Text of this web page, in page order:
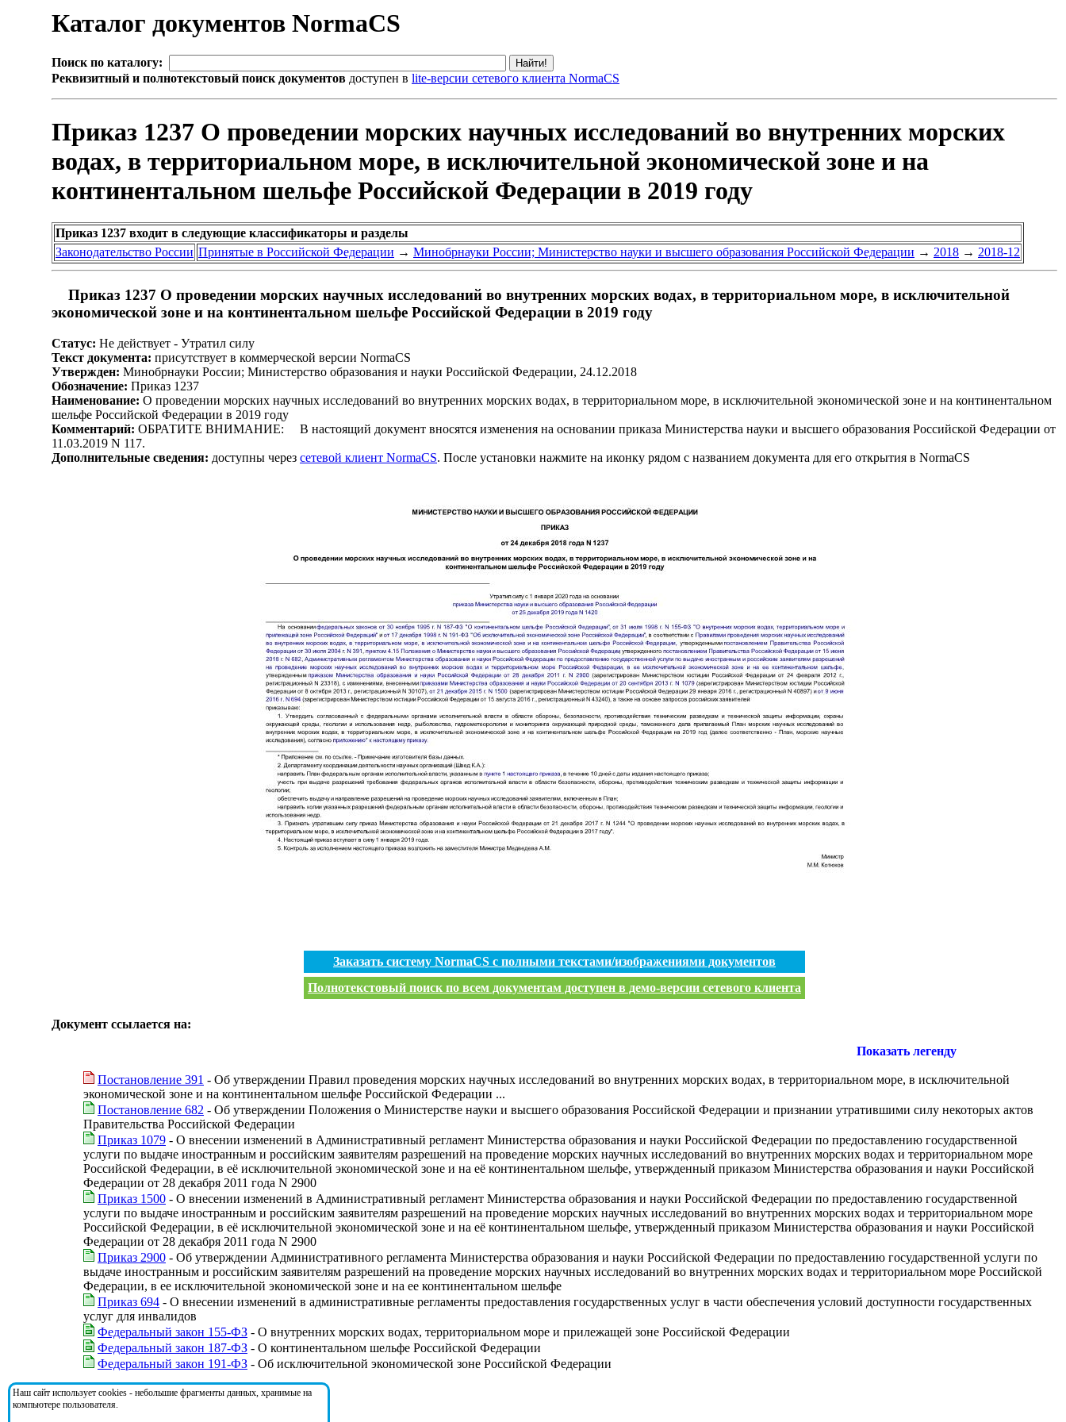
Каталог документов NormaCS
Поиск по каталогу:
Реквизитный и полнотекстовый поиск документов доступен в lite-версии сетевого клиента NormaCS
Приказ 1237 О проведении морских научных исследований во внутренних морских
водах, в территориальном море, в исключительной экономической зоне и на
континентальном шельфе Российской Федерации в 2019 году
Приказ 1237 входит в следующие классификаторы и разделы
Законодательство России Принятые в Российской Федерации → Минобрнауки России; Министерство науки и высшего образования Российской Федерации → 2018 → 2018-12
Приказ 1237 О проведении морских научных исследований во внутренних морских водах, в территориальном море, в исключительной
экономической зоне и на континентальном шельфе Российской Федерации в 2019 году
Статус: Не действует - Утратил силу
Текст документа: присутствует в коммерческой версии NormaCS
Утвержден: Минобрнауки России; Министерство образования и науки Российской Федерации, 24.12.2018
Обозначение: Приказ 1237
Наименование: О проведении морских научных исследований во внутренних морских водах, в территориальном море, в исключительной экономической зоне и на континентальном
шельфе Российской Федерации в 2019 году
Комментарий: ОБРАТИТЕ ВНИМАНИЕ: В настоящий документ вносятся изменения на основании приказа Министерства науки и высшего образования Российской Федерации от
11.03.2019 N 117.
Дополнительные сведения: доступны через сетевой клиент NormaCS. После установки нажмите на иконку рядом с названием документа для его открытия в NormaCS
Заказать систему NormaCS с полными текстами/изображениями документов
Полнотекстовый поиск по всем документам доступен в демо-версии сетевого клиента
Документ ссылается на:
Показать легенду
Постановление 391 - Об утверждении Правил проведения морских научных исследований во внутренних морских водах, в территориальном море, в исключительной
экономической зоне и на континентальном шельфе Российской Федерации ...
Постановление 682 - Об утверждении Положения о Министерстве науки и высшего образования Российской Федерации и признании утратившими силу некоторых актов
Правительства Российской Федерации
Приказ 1079 - О внесении изменений в Административный регламент Министерства образования и науки Российской Федерации по предоставлению государственной
услуги по выдаче иностранным и российским заявителям разрешений на проведение морских научных исследований во внутренних морских водах и территориальном море
Российской Федерации, в её исключительной экономической зоне и на её континентальном шельфе, утвержденный приказом Министерства образования и науки Российской
Федерации от 28 декабря 2011 года N 2900
Приказ 1500 - О внесении изменений в Административный регламент Министерства образования и науки Российской Федерации по предоставлению государственной
услуги по выдаче иностранным и российским заявителям разрешений на проведение морских научных исследований во внутренних морских водах и территориальном море
Российской Федерации, в её исключительной экономической зоне и на её континентальном шельфе, утвержденный приказом Министерства образования и науки Российской
Федерации от 28 декабря 2011 года N 2900
Приказ 2900 - Об утверждении Административного регламента Министерства образования и науки Российской Федерации по предоставлению государственной услуги по
выдаче иностранным и российским заявителям разрешений на проведение морских научных исследований во внутренних морских водах и территориальном море Российской
Федерации, в ее исключительной экономической зоне и на ее континентальном шельфе
Приказ 694 - О внесении изменений в административные регламенты предоставления государственных услуг в части обеспечения условий доступности государственных
услуг для инвалидов
Федеральный закон 155-ФЗ - О внутренних морских водах, территориальном море и прилежащей зоне Российской Федерации
Федеральный закон 187-ФЗ - О континентальном шельфе Российской Федерации
Федеральный закон 191-ФЗ - Об исключительной экономической зоне Российской Федерации
На документ ссылаются:
Наш сайт использует cookies - небольшие фрагменты данных, хранимые на
компьютере пользователя.